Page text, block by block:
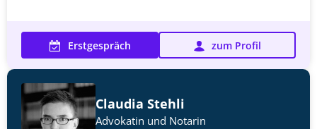
Erstgespräch zum Profil
Claudia Stehli
Advokatin und Notarin